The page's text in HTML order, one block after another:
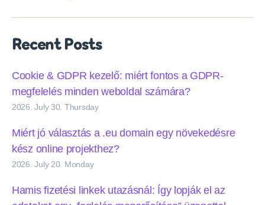
Recent Posts
Cookie & GDPR kezelő: miért fontos a GDPR-
megfelelés minden weboldal számára?
2026. July 30. Thursday
Miért jó választás a .eu domain egy növekedésre
kész online projekthez?
2026. July 20. Monday
Hamis fizetési linkek utazásnál: Így lopják el az